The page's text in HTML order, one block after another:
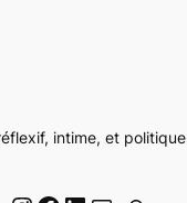
intime, et politique